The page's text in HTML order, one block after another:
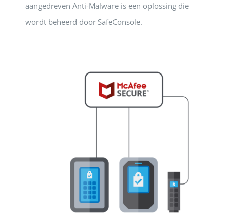
aangedreven Anti-Malware is een oplossing die
wordt beheerd door SafeConsole.